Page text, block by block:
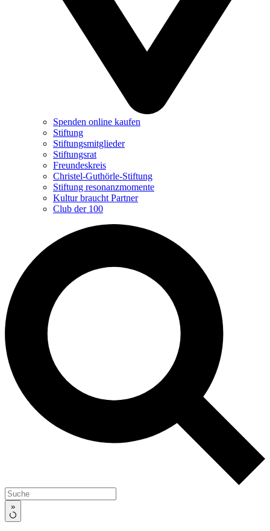
Spenden online kaufen
Stiftung
Stiftungsmitglieder
Stiftungsrat
Freundeskreis
Christel-Guthörle-Stiftung
Stiftung resonanzmomente
Kultur braucht Partner
Club der 100
»